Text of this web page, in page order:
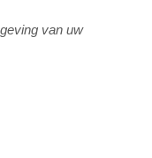
van uw